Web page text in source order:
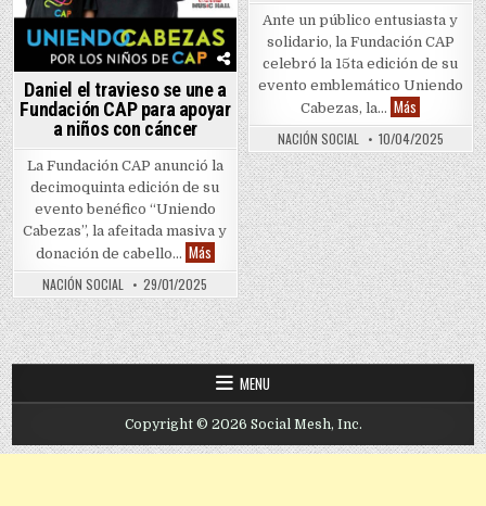
Ante un público entusiasta y
solidario, la Fundación CAP
celebró la 15ta edición de su
evento emblemático Uniendo
Cabezas, la… Más
NACIÓN SOCIAL 10/04/2025
Daniel el travieso se une a
Fundación CAP para apoyar
a niños con cáncer
La Fundación CAP anunció la
decimoquinta edición de su
evento benéfico “Uniendo
Cabezas”, la afeitada masiva y
donación de cabello… MásDaniel el travieso se une a Fundación CAP para
NACIÓN SOCIAL 29/01/2025
MENU
Copyright © 2026 Social Mesh, Inc.